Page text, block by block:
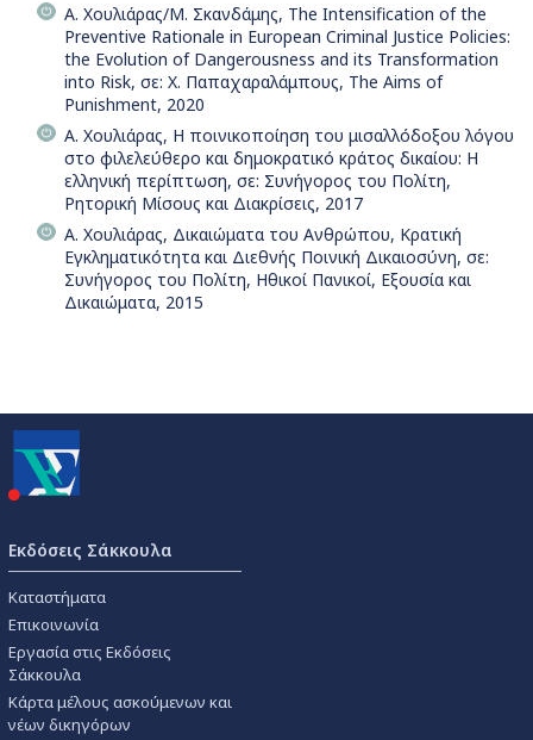
Α. Χουλιάρας/Μ. Σκανδάμης, The Intensification of the
Preventive Rationale in European Criminal Justice Policies:
the Evolution of Dangerousness and its Transformation
into Risk, σε: Χ. Παπαχαραλάμπους, The Aims of
Punishment, 2020
Α. Χουλιάρας, Η ποινικοποίηση του μισαλλόδοξου λόγου
στο φιλελεύθερο και δημοκρατικό κράτος δικαίου: Η
ελληνική περίπτωση, σε: Συνήγορος του Πολίτη,
Ρητορική Μίσους και Διακρίσεις, 2017
Α. Χουλιάρας, Δικαιώματα του Ανθρώπου, Κρατική
Εγκληματικότητα και Διεθνής Ποινική Δικαιοσύνη, σε:
Συνήγορος του Πολίτη, Ηθικοί Πανικοί, Εξουσία και
Δικαιώματα, 2015
Εκδόσεις Σάκκουλα
Καταστήματα
Επικοινωνία
Εργασία στις Εκδόσεις
Σάκκουλα
Κάρτα μέλους ασκούμενων και
νέων δικηγόρων